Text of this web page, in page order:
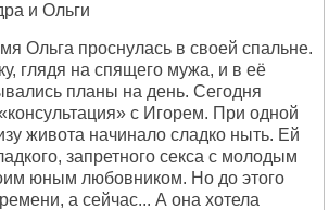
и Ольги
Ольга проснулась в своей спальне.
глядя на спящего мужа, и в её
планы на день. Сегодня
с Игорем. При одной
живота начинало сладко ныть. Ей
запретного секса с молодым
юным любовником. Но до этого
а сейчас... А она хотела